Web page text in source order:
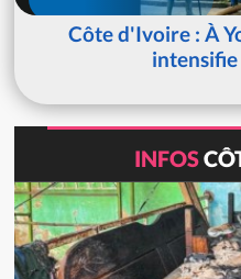
Côte d'Ivoire : À
intensifie
INFOS